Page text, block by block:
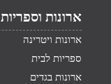
ארונות וספריות
ארונות ויטרינה
ספריות לבית
ארונות בגדים